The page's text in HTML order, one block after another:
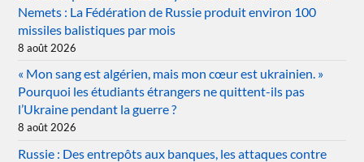
Nemets : La Fédération de Russie produit environ 100
missiles balistiques par mois
8 août 2026
« Mon sang est algérien, mais mon cœur est ukrainien. »
Pourquoi les étudiants étrangers ne quittent-ils pas
l’Ukraine pendant la guerre ?
8 août 2026
Russie : Des entrepôts aux banques, les attaques contre